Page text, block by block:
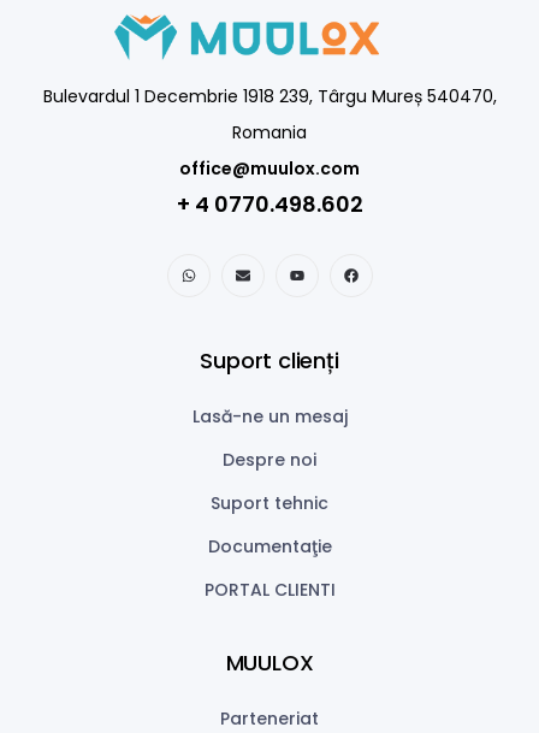
Bulevardul 1 Decembrie 1918 239, Târgu Mureș 540470,
Romania
office@muulox.com
+ 4 0770.498.602
Suport clienți
Lasă-ne un mesaj
Despre noi
Suport tehnic
Documentaţie
PORTAL CLIENTI
MUULOX
Parteneriat